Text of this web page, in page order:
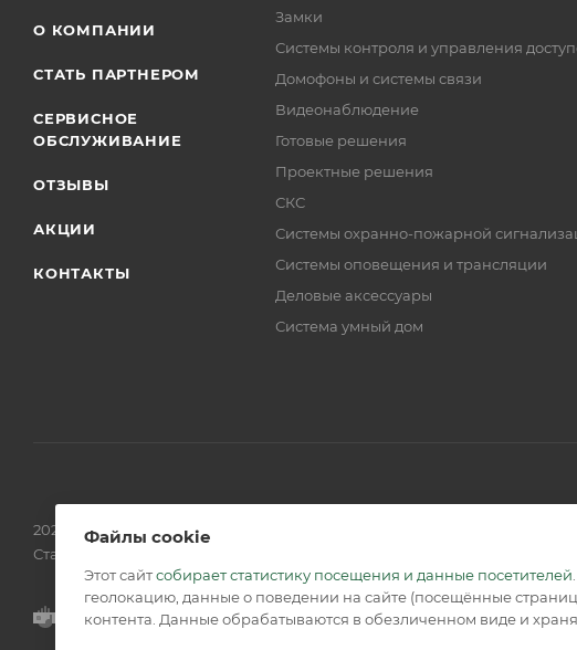
О КОМПАНИИ
СТАТЬ ПАРТНЕРОМ
СЕРВИСНОЕ
ОБСЛУЖИВАНИЕ
ОТЗЫВЫ
АКЦИИ
КОНТАКТЫ
Замки
Системы контроля и управления
Домофоны и системы связи
Видеонаблюдение
Готовые решения
Проектные решения
СКС
Системы охранно-пожарной
Системы оповещения и трансляции
Деловые аксессуары
Система умный дом
2026 © Обращаем Ваше внимание на то, что вся информация,
Статьи 437 (2) ГК РФ.
Файлы cookie
Этот сайтсобирает статистику посещения и данные посетителей
геолокацию, данные о поведении на сайте (посещённые
контента. Данные обрабатываются в обезличенном виде и